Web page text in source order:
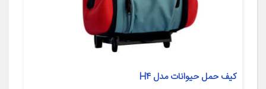
کیف حمل حیوانات مدل H4